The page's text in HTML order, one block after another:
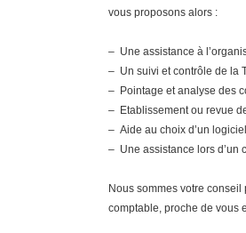
vous proposons alors :
– Une assistance à
– Un suivi et contrôle de la
– Pointage et analyse des
– Etablissement ou revue
– Aide au choix d’un
– Une assistance lors d’un
Nous sommes votre
comptable, proche de vous